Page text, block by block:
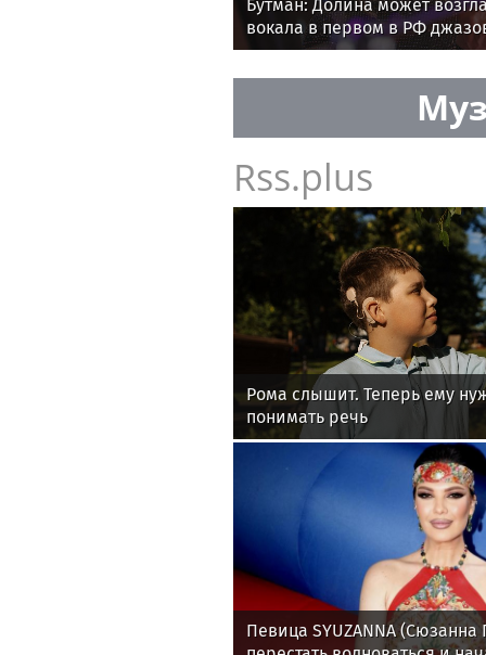
Бутман: Долина может
вокала в первом в РФ
Rss.plus
Рома слышит. Теперь ему
понимать речь
Певица SYUZANNA (Сюзанна